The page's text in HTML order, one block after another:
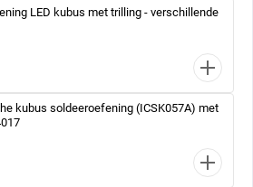
LED kubus met trilling - verschillende
kubus soldeeroefening (ICSK057A) met